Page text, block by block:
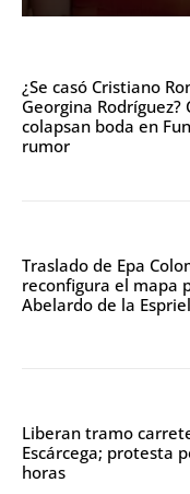
¿Se casó Cristiano
Georgina Rodríguez?
colapsan boda en
rumor
Traslado de Epa
reconfigura el mapa
Abelardo de la
Liberan tramo
Escárcega; protesta
horas